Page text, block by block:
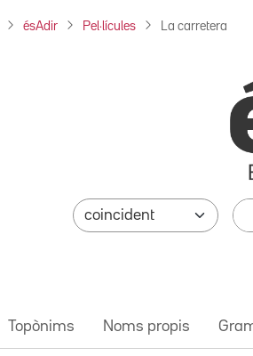
ésAdir Pel·lícules La carretera
Topònims Noms propis